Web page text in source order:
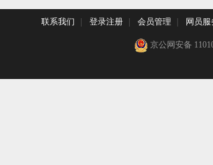
联系我们 登录注册 会员管理 网员服
京公网安备